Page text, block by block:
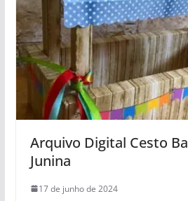
Arquivo Digital Cesto
Junina
17 de junho de 2024